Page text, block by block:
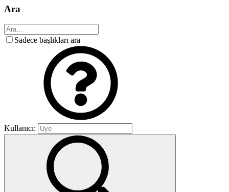
Ara
Sadece başlıkları ara
Kullanıcı: